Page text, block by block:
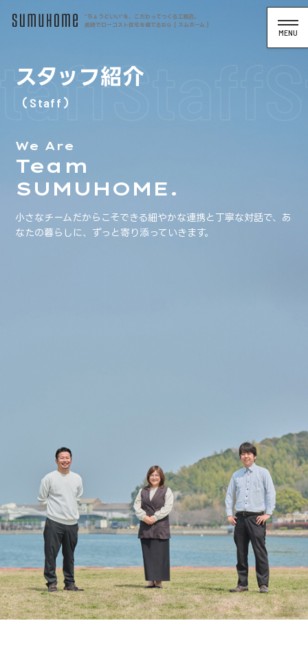
“ちょうどいい”を、こだわってつくる工務店。
長崎でローコスト住宅を建てるなら [ スムホーム ]
スタッフ紹介
Staff Staff
We Are
Team
SUMUHOME.
小さなチームだからこそできる細やかな連携と丁寧な対話で、 あ
なたの暮らしに、ずっと寄り添っていきます。